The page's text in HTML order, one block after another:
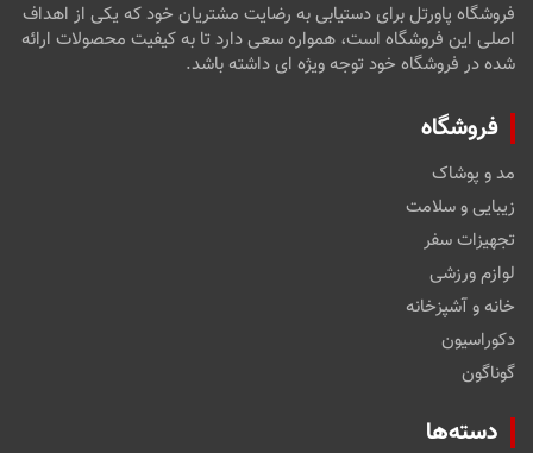
فروشگاه پاورتل برای دستیابی به رضایت مشتریان خود که یکی از اهداف
اصلی این فروشگاه است، همواره سعی دارد تا به کیفیت محصولات ارائه
شده در فروشگاه خود توجه ویژه ای داشته باشد.
فروشگاه
مد و پوشاک
زیبایی و سلامت
تجهیزات سفر
لوازم ورزشی
خانه و آشپزخانه
دکوراسیون
گوناگون
دسته‌ها